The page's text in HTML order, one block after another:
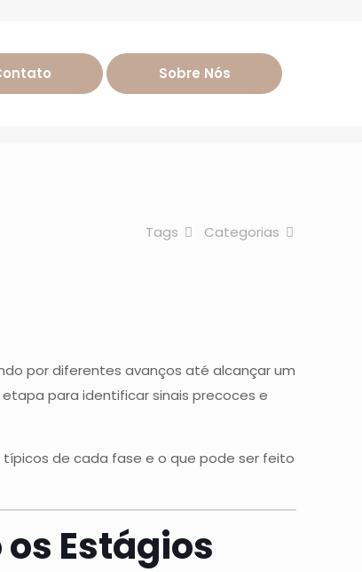
Sobre Nós
Burnout?
Categorias
Tags
por diferentes avanços até alcançar um
para identificar sinais precoces e
típicos de cada fase e o que pode ser feito
Estágios